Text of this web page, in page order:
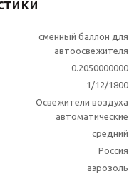
сменный баллон для
автоосвежителя
0.2050000000
1/12/1800
Освежители воздуха
автоматические
средний
Россия
аэрозоль